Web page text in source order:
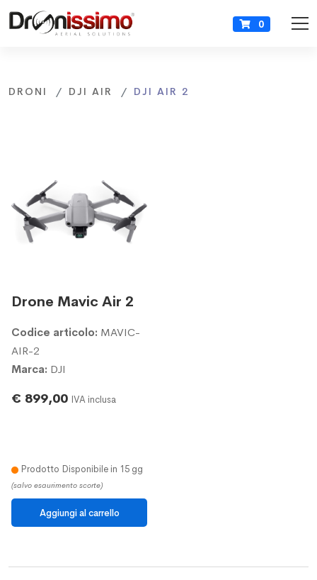
0
DRONI DJI AIR DJI AIR 2
Drone Mavic Air 2
Codice articolo: MAVIC-
AIR-2
Marca: DJI
€ 899,00 IVA inclusa
Prodotto Disponibile in 15 gg
(salvo esaurimento scorte)